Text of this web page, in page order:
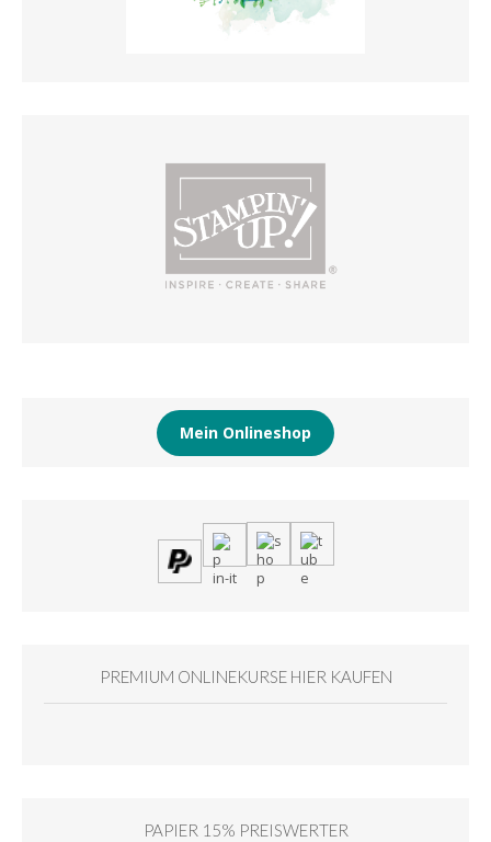
Mein Onlineshop
PREMIUM ONLINEKURSE HIER KAUFEN
PAPIER 15% PREISWERTER